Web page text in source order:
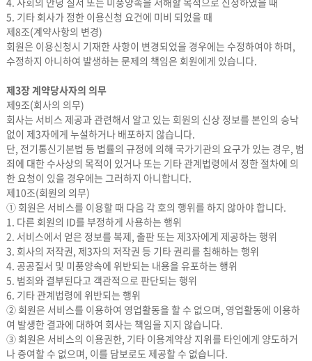
5. 기타 회사가 정한 이용신청 요건에 미비 되었을 때
제8조(계약사항의 변경)
회원은 이용신청시 기재한 사항이 변경되었을 경우에는 수정하여야 하며,
수정하지 아니하여 발생하는 문제의 책임은 회원에게 있습니다.
제3장 계약당사자의 의무
제9조(회사의 의무)
회사는 서비스 제공과 관련해서 알고 있는 회원의 신상 정보를 본인의 승낙
없이 제3자에게 누설하거나 배포하지 않습니다.
단, 전기통신기본법 등 법률의 규정에 의해 국가기관의 요구가 있는 경우, 범
죄에 대한 수사상의 목적이 있거나 또는 기타 관계법령에서 정한 절차에 의
한 요청이 있을 경우에는 그러하지 아니합니다.
제10조(회원의 의무)
① 회원은 서비스를 이용할 때 다음 각 호의 행위를 하지 않아야 합니다.
1. 다른 회원의 ID를 부정하게 사용하는 행위
2. 서비스에서 얻은 정보를 복제, 출판 또는 제3자에게 제공하는 행위
3. 회사의 저작권, 제3자의 저작권 등 기타 권리를 침해하는 행위
4. 공공질서 및 미풍양속에 위반되는 내용을 유포하는 행위
5. 범죄와 결부된다고 객관적으로 판단되는 행위
6. 기타 관계법령에 위반되는 행위
② 회원은 서비스를 이용하여 영업활동을 할 수 없으며, 영업활동에 이용하
여 발생한 결과에 대하여 회사는 책임을 지지 않습니다.
③ 회원은 서비스의 이용권한, 기타 이용계약상 지위를 타인에게 양도하거
나 증여할 수 없으며, 이를 담보로도 제공할 수 없습니다.